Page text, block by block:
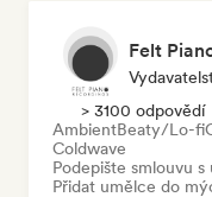
Felt
> 3100 odpovědí
AmbientBeaty/Lo-fi
Coldwave
Podepište smlouvu
Přidat umělce do